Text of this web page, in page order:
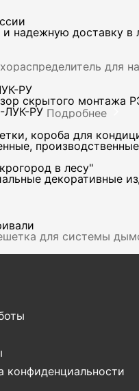
надежную доставку в
для
РУ
скрытого монтажа
Подробнее
короба для
в лесу"
декоративные
для системы
конфиденциальности